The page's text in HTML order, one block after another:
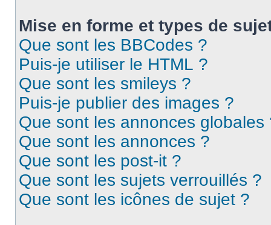
Mise en forme et types de
Que sont les BBCodes ?
Puis-je utiliser le HTML ?
Que sont les smileys ?
Puis-je publier des images ?
Que sont les annonces globales
Que sont les annonces ?
Que sont les post-it ?
Que sont les sujets verrouillés ?
Que sont les icônes de sujet ?